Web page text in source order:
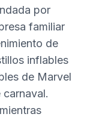
por
familiar
de
inflables
de Marvel